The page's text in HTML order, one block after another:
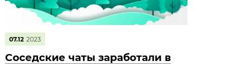
07.12 2023
Соседские чаты заработали в